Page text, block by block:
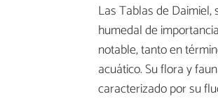
Las Tablas de
humedal de
notable, tanto en
acuático. Su flora y
caracterizado por su